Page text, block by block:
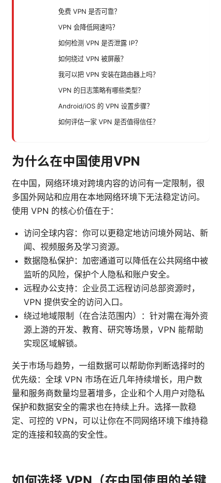
免费 VPN 是否可靠？
VPN 会降低网速吗？
如何检测 VPN 是否泄露 IP？
如何绕过 VPN 被屏蔽？
我可以把 VPN 安装在路由器上吗？
VPN 的日志策略有哪些类型？
Android/iOS 的 VPN 设置步骤？
如何评估一家 VPN 是否值得信任？
为什么在中国使用VPN
在中国，网络环境对跨境内容的访问有一定限制，很
多国外网站和应用在本地网络环境下无法稳定访问。
使用 VPN 的核心价值在于：
访问全球内容：你可以更稳定地访问境外网站、新
闻、视频服务及学习资源。
数据隐私保护：加密通道可以降低在公共网络中被
监听的风险，保护个人隐私和账户安全。
远程办公支持：企业员工远程访问总部资源时，
VPN 提供安全的访问入口。
绕过地域限制（在合法范围内）：针对需在海外资
源上游的开发、教育、研究等场景，VPN 能帮助
实现区域解锁。
关于市场与趋势，一组数据可以帮助你判断选择时的
优先级：全球 VPN 市场在近几年持续增长，用户数
量和服务商数量均显著增多，企业和个人用户对隐私
保护和数据安全的需求也在持续上升。选择一款稳
定、可控的 VPN，可以让你在不同网络环境下维持稳
定的连接和较高的安全性。